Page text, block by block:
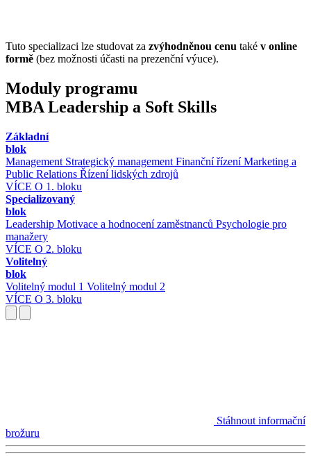
Tuto specializaci lze studovat za zvýhodněnou cenu také v online
formě (bez možnosti účasti na prezenční výuce).
Moduly programu
MBA Leadership a Soft Skills
Základní
blok
Management Strategický management Finanční řízení Marketing a
Public Relations Řízení lidských zdrojů
VÍCE O 1. bloku
Specializovaný
blok
Leadership Motivace a hodnocení zaměstnanců Psychologie pro
manažery
VÍCE O 2. bloku
Volitelný
blok
Volitelný modul 1 Volitelný modul 2
VÍCE O 3. bloku
Stáhnout informační
brožuru